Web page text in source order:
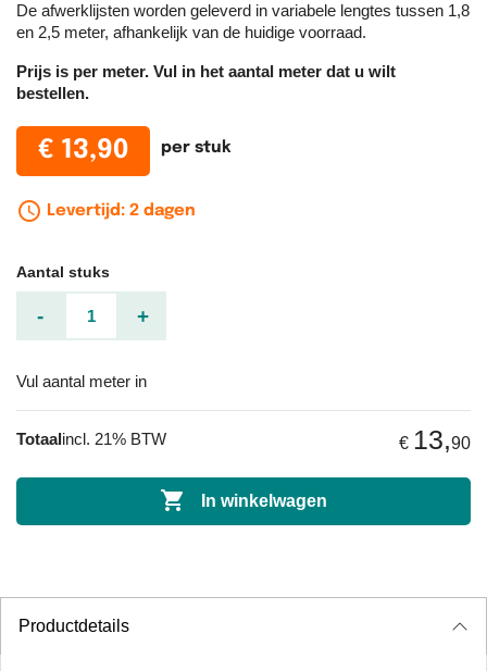
De afwerklijsten worden geleverd in variabele lengtes tussen 1,8
en 2,5 meter, afhankelijk van de huidige voorraad.
Prijs is per meter. Vul in het aantal meter dat u wilt
bestellen.
€ 13,90 per stuk
schedule_outline
Levertijd: 2 dagen
Aantal stuks
- +
Vul aantal meter in
Totaalincl. 21% BTW € 13,90
 In winkelwagen
Productdetails